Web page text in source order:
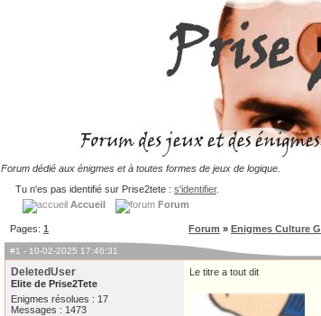
Forum dédié aux énigmes et à toutes formes de jeux de logique.
Tu n'es pas identifié sur Prise2tete : s'identifier.
Accueil
Forum
Pages: 1 Forum » Enigmes Culture G
#1 - 10-02-2025 17:46:31
DeletedUser
Elite de Prise2Tete
Enigmes résolues : 17
Messages : 1473
Le titre a tout dit